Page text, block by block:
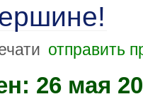
отправить
26 мая